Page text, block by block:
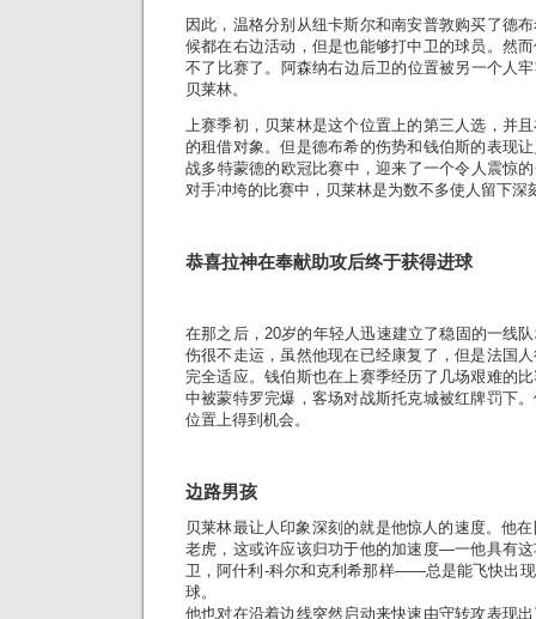
因此，温格分别从纽卡斯尔和南安普敦购买了德
候都在右边活动，但是也能够打中卫的球员。然
不了比赛了。阿森纳右边后卫的位置被另一个人
贝莱林。
上赛季初，贝莱林是这个位置上的第三人选，并
的租借对象。但是德布希的伤势和钱伯斯的表现
战多特蒙德的欧冠比赛中，迎来了一个令人震惊
对手冲垮的比赛中，贝莱林是为数不多使人留下深
恭喜拉神在奉献助攻后终于获得进球
在那之后，20岁的年轻人迅速建立了稳固的一线
伤很不走运，虽然他现在已经康复了，但是法国
完全适应。钱伯斯也在上赛季经历了几场艰难的
中被蒙特罗完爆，客场对战斯托克城被红牌罚下
位置上得到机会。
边路男孩
贝莱林最让人印象深刻的就是他惊人的速度。他
老虎，这或许应该归功于他的加速度—一他具有
卫，阿什利-科尔和克利希那样——总是能飞快出
球。
他也对在沿着边线突然启动来快速由守转攻表现